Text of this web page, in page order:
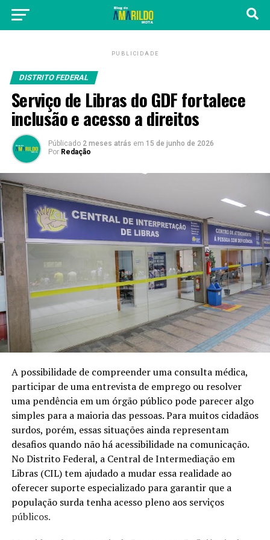
PUBLICIDADE
DISTRITO FEDERAL
Serviço de Libras do GDF fortalece
inclusão e acesso a direitos
Públicado 2 meses atrás em 15 de junho de 2026
Por Redação
A possibilidade de compreender uma consulta médica,
participar de uma entrevista de emprego ou resolver
uma pendência em um órgão público pode parecer algo
simples para a maioria das pessoas. Para muitos cidadãos
surdos, porém, essas situações ainda representam
desafios quando não há acessibilidade na comunicação.
No Distrito Federal, a Central de Intermediação em
Libras (CIL) tem ajudado a mudar essa realidade ao
oferecer suporte especializado para garantir que a
população surda tenha acesso pleno aos serviços
públicos.